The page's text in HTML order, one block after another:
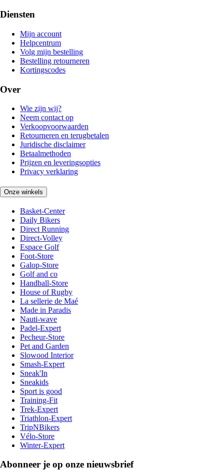
Diensten
Mijn account
Helpcentrum
Volg mijn bestelling
Bestelling retourneren
Kortingscodes
Over
Wie zijn wij?
Neem contact op
Verkoopvoorwaarden
Retourneren en terugbetalen
Juridische disclaimer
Betaalmethoden
Prijzen en leveringsopties
Privacy verklaring
Onze winkels
Basket-Center
Daily Bikers
Direct Running
Direct-Volley
Espace Golf
Foot-Store
Galop-Store
Golf and co
Handball-Store
House of Rugby
La sellerie de Maé
Made in Paradis
Nauti-wave
Padel-Expert
Pecheur-Store
Pet and Garden
Slowood Interior
Smash-Expert
Sneak'In
Sneakids
Sport is good
Training-Fit
Trek-Expert
Triathlon-Expert
TripNBikers
Vélo-Store
Winter-Expert
Abonneer je op onze nieuwsbrief